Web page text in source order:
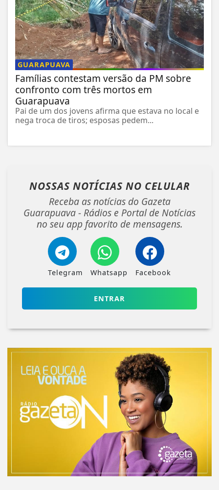
GUARAPUAVA
Famílias contestam versão da PM sobre
confronto com três mortos em
Guarapuava
Pai de um dos jovens afirma que estava no local e
nega troca de tiros; esposas pedem...
NOSSAS NOTÍCIAS NO CELULAR
Receba as notícias do Gazeta
Guarapuava - Rádios e Portal de Notícias
no seu app favorito de mensagens.
Telegram Whatsapp Facebook
ENTRAR